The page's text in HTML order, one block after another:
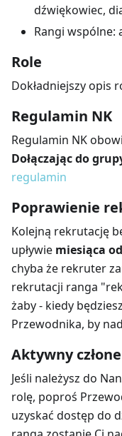
dźwiękowiec,
Rangi wspólne:
Role
Dokładniejszy opis
Regulamin NK
Regulamin NK
Dołączając do
regulamin
Poprawienie
Kolejną rekrutację
upływie miesiąca
chyba że rekruter
rekrutacji ranga
żaby - kiedy
Przewodnika, by
Aktywny
Jeśli należysz do
rolę, poproś
uzyskać dostęp do